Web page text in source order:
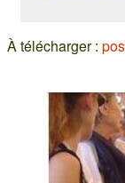
À télécharger :